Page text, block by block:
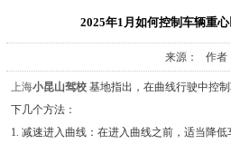
2025年1月如何控制车辆重
来源： 作者
上海小昆山驾校基地指出，在曲线行驶中控
下几个方法：
1. 减速进入曲线：在进入曲线之前，适当降